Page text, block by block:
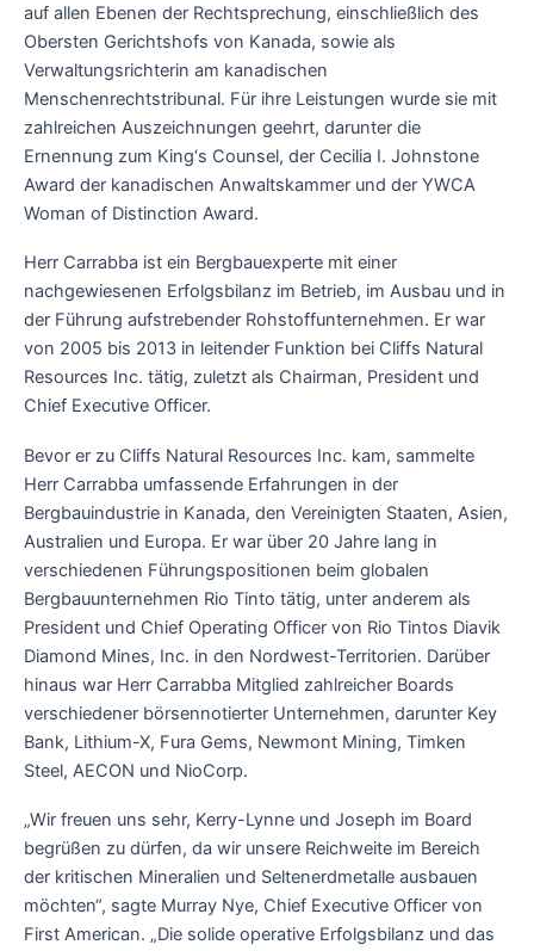
auf allen Ebenen der Rechtsprechung, einschließlich des
Obersten Gerichtshofs von Kanada, sowie als
Verwaltungsrichterin am kanadischen
Menschenrechtstribunal. Für ihre Leistungen wurde sie mit
zahlreichen Auszeichnungen geehrt, darunter die
Ernennung zum King‘s Counsel, der Cecilia I. Johnstone
Award der kanadischen Anwaltskammer und der YWCA
Woman of Distinction Award.
Herr Carrabba ist ein Bergbauexperte mit einer
nachgewiesenen Erfolgsbilanz im Betrieb, im Ausbau und in
der Führung aufstrebender Rohstoffunternehmen. Er war
von 2005 bis 2013 in leitender Funktion bei Cliffs Natural
Resources Inc. tätig, zuletzt als Chairman, President und
Chief Executive Officer.
Bevor er zu Cliffs Natural Resources Inc. kam, sammelte
Herr Carrabba umfassende Erfahrungen in der
Bergbauindustrie in Kanada, den Vereinigten Staaten, Asien,
Australien und Europa. Er war über 20 Jahre lang in
verschiedenen Führungspositionen beim globalen
Bergbauunternehmen Rio Tinto tätig, unter anderem als
President und Chief Operating Officer von Rio Tintos Diavik
Diamond Mines, Inc. in den Nordwest-Territorien. Darüber
hinaus war Herr Carrabba Mitglied zahlreicher Boards
verschiedener börsennotierter Unternehmen, darunter Key
Bank, Lithium-X, Fura Gems, Newmont Mining, Timken
Steel, AECON und NioCorp.
„Wir freuen uns sehr, Kerry-Lynne und Joseph im Board
begrüßen zu dürfen, da wir unsere Reichweite im Bereich
der kritischen Mineralien und Seltenerdmetalle ausbauen
möchten“, sagte Murray Nye, Chief Executive Officer von
First American. „Die solide operative Erfolgsbilanz und das